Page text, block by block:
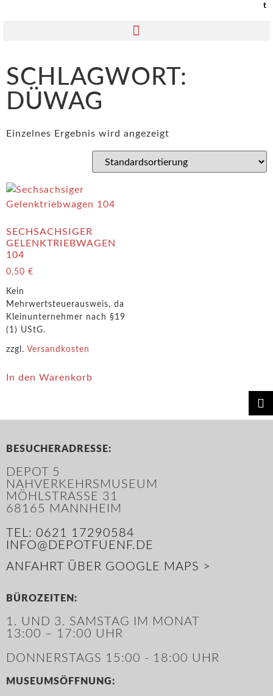
t
SCHLAGWORT:
DÜWAG
Einzelnes Ergebnis wird angezeigt
SECHSACHSIGER
GELENKTRIEBWAGEN
104
0,50 €
Kein
Mehrwertsteuerausweis, da
Kleinunternehmer nach §19
(1) UStG.
zzgl. Versandkosten
In den Warenkorb
BESUCHERADRESSE:
DEPOT 5
NAHVERKEHRSMUSEUM
MÖHLSTRASSE 31
68165 MANNHEIM
TEL: 0621 17290584
INFO@DEPOTFUENF.DE
ANFAHRT ÜBER GOOGLE MAPS >
BÜROZEITEN:
1. UND 3. SAMSTAG IM MONAT
13:00 – 17:00 UHR
DONNERSTAGS 15:00 - 18:00 UHR
MUSEUMSÖFFNUNG: